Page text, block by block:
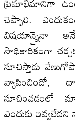
చెప్పాలి.
విషయాన్నైనా
సాధికారికంగా
సూచిస్తాడు
వ్యాపించిందో,
సూచించడంలో
ఎందుకు